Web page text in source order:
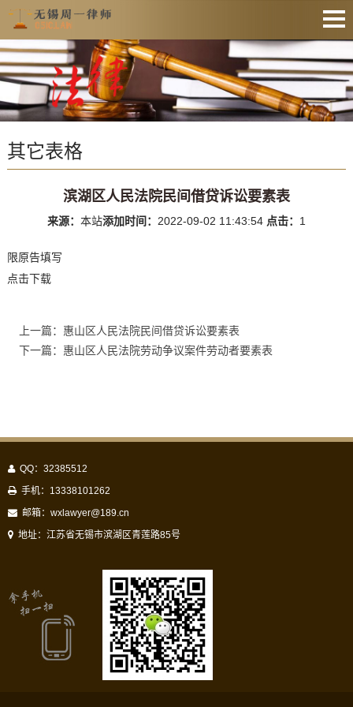
网站首页
法律资讯
业务范围
其它表格
滨湖区人民法院民间借贷诉讼要素表
来源： 本站添加时间： 2022-09-02 11:43:54 点击： 1
限原告填写
点击下载
上一篇：惠山区人民法院民间借贷诉讼要素表
下一篇：惠山区人民法院劳动争议案件劳动者要素表
QQ：32385512
手机：13338101262
邮箱： wxlawyer@189.cn
地址：江苏省无锡市滨湖区青莲路85号